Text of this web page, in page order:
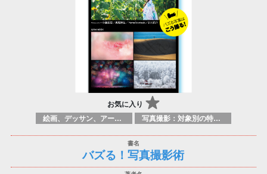
お気に入り
絵画、デッサン、アートマニュアル 写真撮影：対象別の特定のテクニック、原理
バズる！写真撮影術